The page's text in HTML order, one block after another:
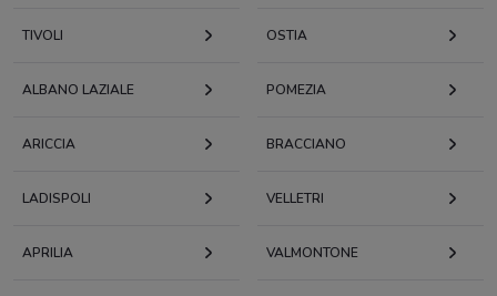
TIVOLI OSTIA
ALBANO LAZIALE POMEZIA
ARICCIA BRACCIANO
LADISPOLI VELLETRI
APRILIA VALMONTONE